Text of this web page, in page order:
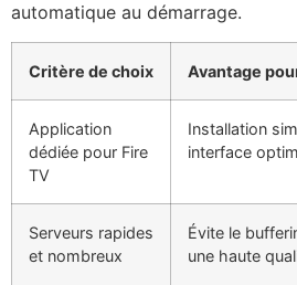
automatique au démarrage.
Critère de choix Avantage
Application
dédiée pour Fire
TV
Installation
interface
Serveurs rapides
et nombreux
Évite le
une haute